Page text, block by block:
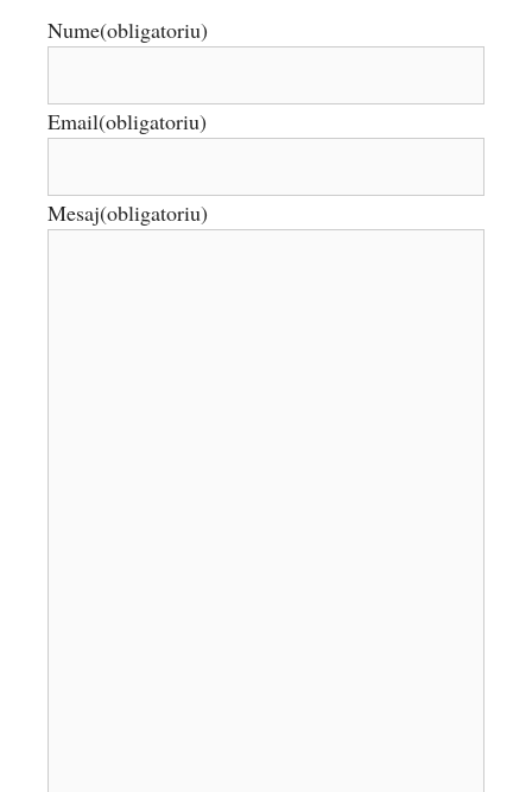
Nume(obligatoriu)
Email(obligatoriu)
Mesaj(obligatoriu)